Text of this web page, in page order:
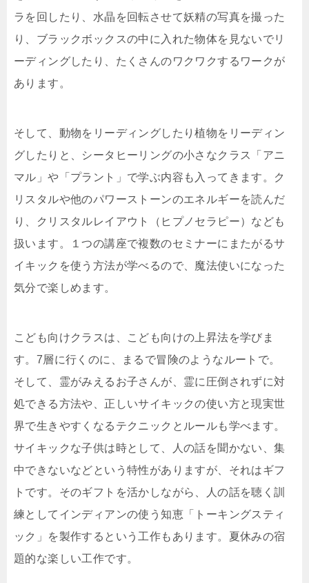
ラを回したり、水晶を回転させて妖精の写真を撮った
り、ブラックボックスの中に入れた物体を見ないでリ
ーディングしたり、たくさんのワクワクするワークが
あります。
そして、動物をリーディングしたり植物をリーディン
グしたりと、シータヒーリングの小さなクラス「アニ
マル」や「プラント」で学ぶ内容も入ってきます。ク
リスタルや他のパワーストーンのエネルギーを読んだ
り、クリスタルレイアウト（ヒプノセラピー）なども
扱います。１つの講座で複数のセミナーにまたがるサ
イキックを使う方法が学べるので、魔法使いになった
気分で楽しめます。
こども向けクラスは、こども向けの上昇法を学びま
す。7層に行くのに、まるで冒険のようなルートで。
そして、霊がみえるお子さんが、霊に圧倒されずに対
処できる方法や、正しいサイキックの使い方と現実世
界で生きやすくなるテクニックとルールも学べます。
サイキックな子供は時として、人の話を聞かない、集
中できないなどという特性がありますが、それはギフ
トです。そのギフトを活かしながら、人の話を聴く訓
練としてインディアンの使う知恵「トーキングスティ
ック」を製作するという工作もあります。夏休みの宿
題的な楽しい工作です。